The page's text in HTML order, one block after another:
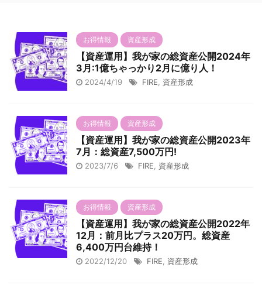
ー
を
、参
の
ま
。
ラ ...
総資産の洗い出しをしたいと思いま
す。 はるまま早速、参りましょう～♪
12月末時点の我が家の総資産公開 目指
せ！夫婦で１億円！ まだまだ遠い道の
げますと、前月からプラス21万円！ 準
富裕層(総資産5,000万円以上)ク ...
月も
生前
お得情報 資産形成
【資産運用】我が家の総資産公開2024年
3月:1億ちゃっかり2月に億り人！
2024/4/19 FIRE, 資産形成
お得情報 資産形成
【資産運用】我が家の総資産公開2023年
7月：総資産7,500万円!
2023/7/6 FIRE, 資産形成
お得情報 資産形成
【資産運用】我が家の総資産公開2022年
12月：前月比プラス20万円。総資産
6,400万円台維持！
2022/12/20 FIRE, 資産形成